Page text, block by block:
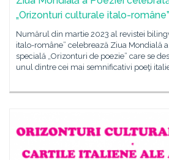
„Orizonturi culturale italo-române”
Numărul din martie 2023 al revistei
italo-române” celebrează Ziua Mondială
specială „Orizonturi de poezie” care se
unul dintre cei mai semnificativi poeţi